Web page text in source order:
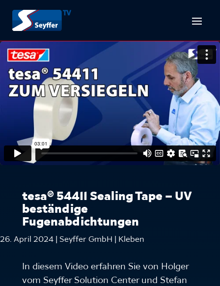
tesa® 54411 Sealing Tape – UV
beständige
Fugenabdichtungen
26. April 2024 | Seyffer GmbH | Kleben
In diesem Video erfahren Sie von Holger
vom Seyffer Solution Center und Stefan